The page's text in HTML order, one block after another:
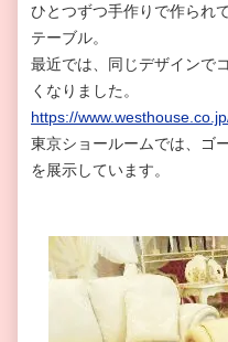
ひとつずつ手作りで作られ
テーブル。
最近では、同じデザインで
くなりました。
https://
東京ショールームでは、ゴ
を展示しています。